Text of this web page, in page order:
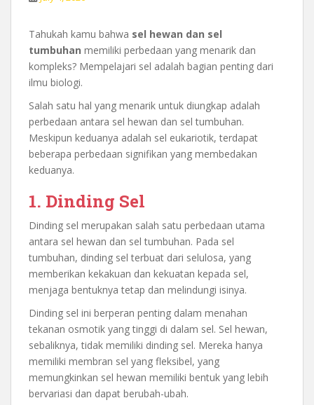
Tahukah kamu bahwa sel hewan dan sel
tumbuhan memiliki perbedaan yang menarik dan
kompleks? Mempelajari sel adalah bagian penting dari
ilmu biologi.
Salah satu hal yang menarik untuk diungkap adalah
perbedaan antara sel hewan dan sel tumbuhan.
Meskipun keduanya adalah sel eukariotik, terdapat
beberapa perbedaan signifikan yang membedakan
keduanya.
1. Dinding Sel
Dinding sel merupakan salah satu perbedaan utama
antara sel hewan dan sel tumbuhan. Pada sel
tumbuhan, dinding sel terbuat dari selulosa, yang
memberikan kekakuan dan kekuatan kepada sel,
menjaga bentuknya tetap dan melindungi isinya.
Dinding sel ini berperan penting dalam menahan
tekanan osmotik yang tinggi di dalam sel. Sel hewan,
sebaliknya, tidak memiliki dinding sel. Mereka hanya
memiliki membran sel yang fleksibel, yang
memungkinkan sel hewan memiliki bentuk yang lebih
bervariasi dan dapat berubah-ubah.